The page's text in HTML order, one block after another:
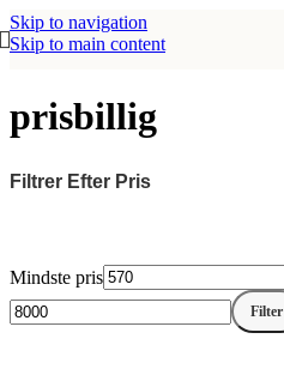
Skip to navigation
Skip to main content
prisbillig
Filtrer Efter Pris
Mindste pris
Filter